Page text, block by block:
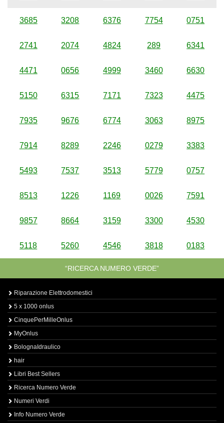
3685 3208 6376 7754 0751
2741 2074 4824 289 6341
4471 0656 4999 3460 6630
5150 6315 7171 7323 4475
7935 9676 6774 3063 8975
7914 8289 2246 0279 3383
5493 7537 3513 5779 0757
8513 1226 1169 0026 7591
9857 8664 3159 3300 4530
5118 5260 4546 3818 0183
“RICERCA NUMERO VERDE”
Riparazione Elettrodomestici
5 x 1000 onlus
CinquePerMilleOnlus
MyOnlus
BolognaIdraulico
hair
Libri Best Sellers
Ricerca Numero Verde
Numeri Verdi
Info Numero Verde